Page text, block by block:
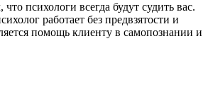
психологи всегда будут судить вас.
работает без предвзятости и
помощь клиенту в самопознании и